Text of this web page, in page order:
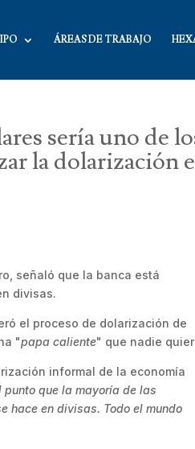
ÁREAS DE TRABAJO
sería uno de
la dolarización
señaló que la banca está
divisas.
el proceso de dolarización de
"papa caliente" que nadie
informal de la economía
que la mayoría de las
hace en divisas. Todo el mundo